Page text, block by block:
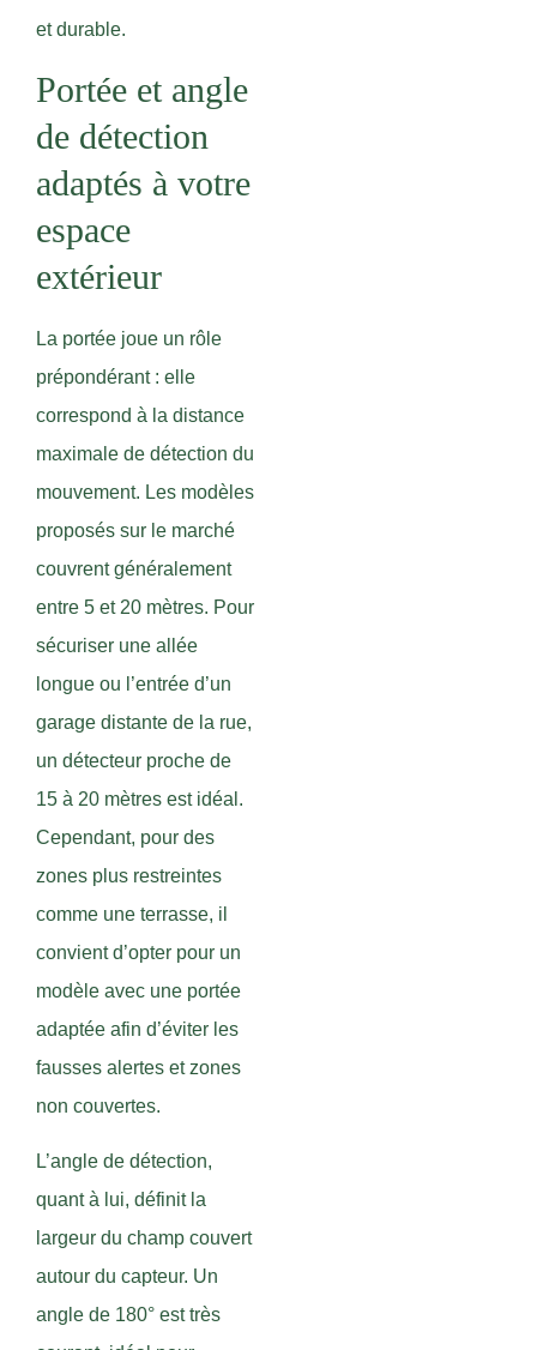
et durable.
Portée et angle
de détection
adaptés à votre
espace
extérieur
La portée joue un rôle
prépondérant : elle
correspond à la distance
maximale de détection du
mouvement. Les modèles
proposés sur le marché
couvrent généralement
entre 5 et 20 mètres. Pour
sécuriser une allée
longue ou l’entrée d’un
garage distante de la rue,
un détecteur proche de
15 à 20 mètres est idéal.
Cependant, pour des
zones plus restreintes
comme une terrasse, il
convient d’opter pour un
modèle avec une portée
adaptée afin d’éviter les
fausses alertes et zones
non couvertes.
L’angle de détection,
quant à lui, définit la
largeur du champ couvert
autour du capteur. Un
angle de 180° est très